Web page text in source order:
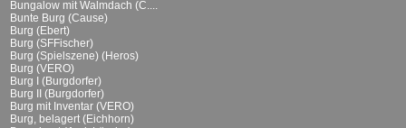
Bungalow mit Walmdach (C....
Bunte Burg (Cause)
Burg (Ebert)
Burg (SFFischer)
Burg (Spielszene) (Heros)
Burg (VERO)
Burg I (Burgdorfer)
Burg II (Burgdorfer)
Burg mit Inventar (VERO)
Burg, belagert (Eichhorn)